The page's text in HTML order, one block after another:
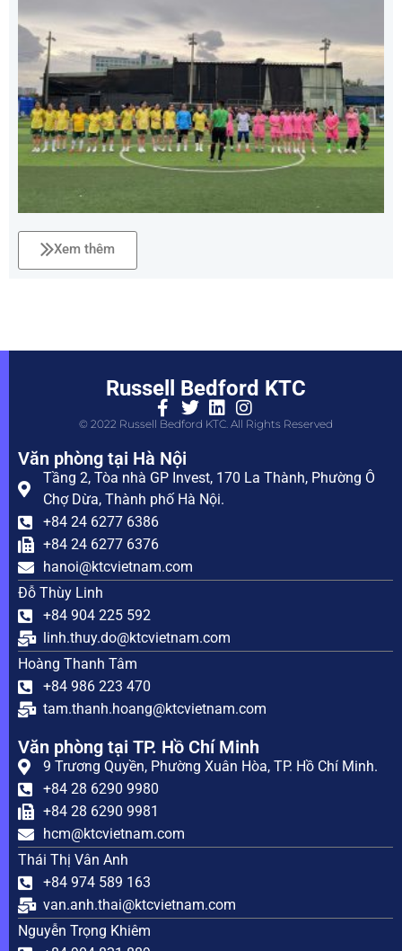
Xem thêm
Russell Bedford KTC
© 2022 Russell Bedford KTC. All Rights Reserved
Văn phòng tại Hà Nội
Tầng 2, Tòa nhà GP Invest, 170 La Thành, Phường Ô
Chợ Dừa, Thành phố Hà Nội.
+84 24 6277 6386
+84 24 6277 6376
hanoi@ktcvietnam.com
Đỗ Thùy Linh
+84 904 225 592
linh.thuy.do@ktcvietnam.com
Hoàng Thanh Tâm
+84 986 223 470
tam.thanh.hoang@ktcvietnam.com
Văn phòng tại TP. Hồ Chí Minh
9 Trương Quyền, Phường Xuân Hòa, TP. Hồ Chí Minh.
+84 28 6290 9980
+84 28 6290 9981
hcm@ktcvietnam.com
Thái Thị Vân Anh
+84 974 589 163
van.anh.thai@ktcvietnam.com
Nguyễn Trọng Khiêm